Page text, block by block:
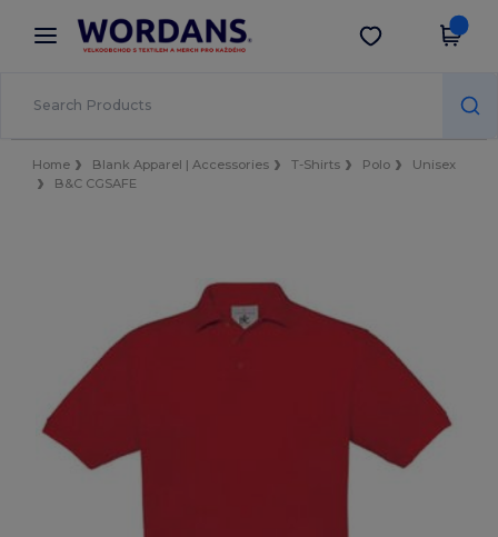
× Aplikace Wordans
Lepší ceny v aplikaci!
Stáhnout app
Home Blank Apparel | Accessories T-Shirts Polo
Unisex
B&C CGSAFE